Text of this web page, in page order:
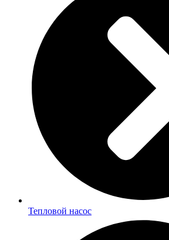
Тепловой насос